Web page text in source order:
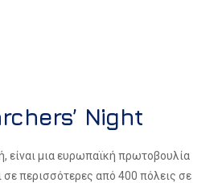
Night
είναι μια ευρωπαϊκή πρωτοβουλία
σε περισσότερες από 400 πόλεις σε